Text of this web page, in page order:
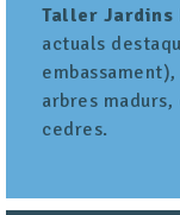
Taller Jardins
actuals
arbres
cedres.